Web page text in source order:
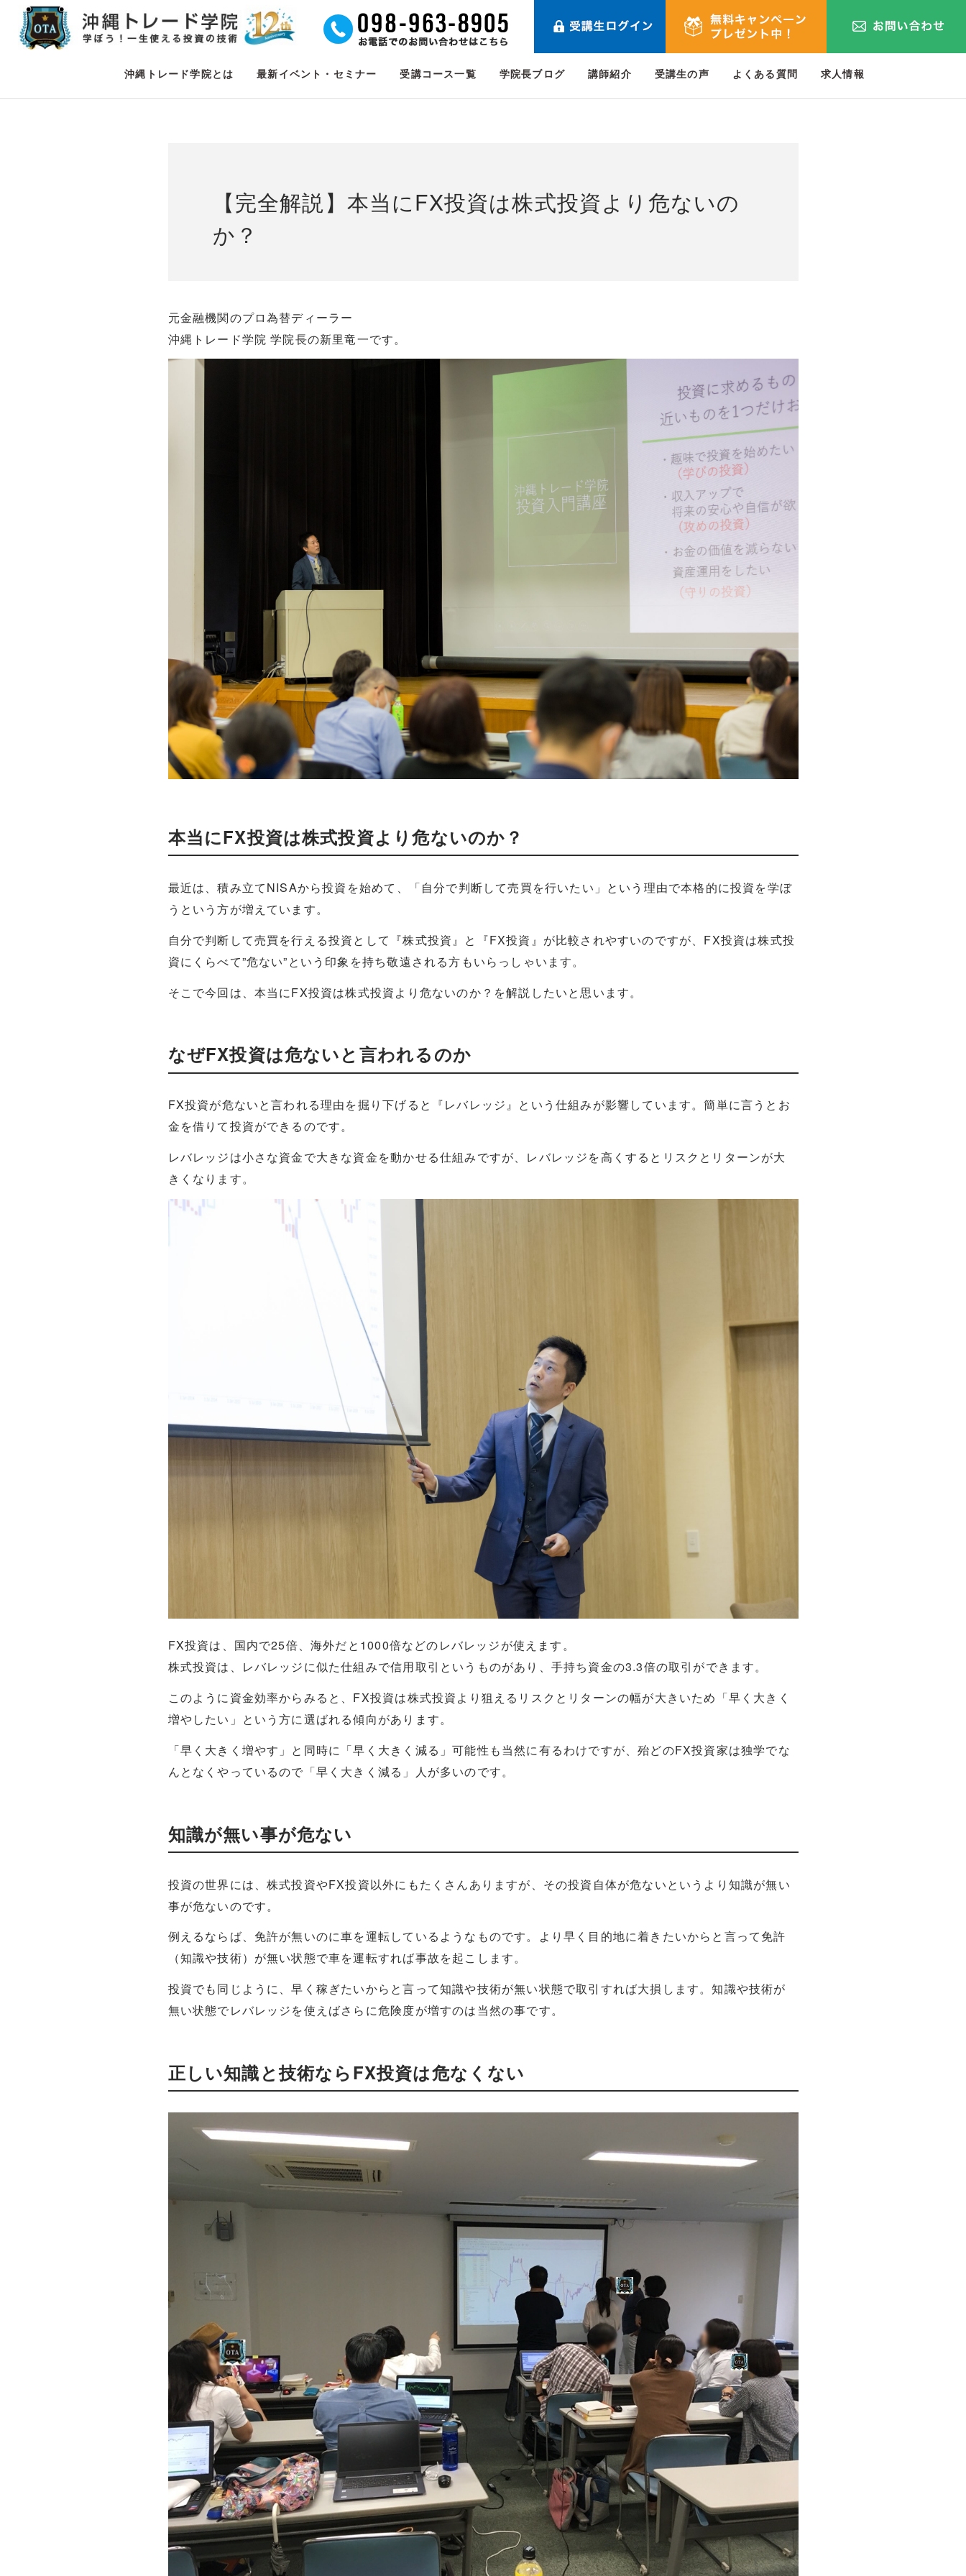
沖縄トレード学院とは 最新イベント・セミナー 受講コース一覧 学院長ブログ 講師紹介 受講生の声 よくある質問 求人情報
【完全解説】本当にFX投資は株式投資より危ないの
か？
元金融機関のプロ為替ディーラー
沖縄トレード学院 学院長の新里竜一です。
本当にFX投資は株式投資より危ないのか？
最近は、積み立てNISAから投資を始めて、「自分で判断して売買を行いたい」という理由で本格的に投資を学ぼ
うという方が増えています。
自分で判断して売買を行える投資として『株式投資』と『FX投資』が比較されやすいのですが、FX投資は株式投
資にくらべて”危ない”という印象を持ち敬遠される方もいらっしゃいます。
そこで今回は、本当にFX投資は株式投資より危ないのか？を解説したいと思います。
なぜFX投資は危ないと言われるのか
FX投資が危ないと言われる理由を掘り下げると『レバレッジ』という仕組みが影響しています。簡単に言うとお
金を借りて投資ができるのです。
レバレッジは小さな資金で大きな資金を動かせる仕組みですが、レバレッジを高くするとリスクとリターンが大
きくなります。
FX投資は、国内で25倍、海外だと1000倍などのレバレッジが使えます。
株式投資は、レバレッジに似た仕組みで信用取引というものがあり、手持ち資金の3.3倍の取引ができます。
このように資金効率からみると、FX投資は株式投資より狙えるリスクとリターンの幅が大きいため「早く大きく
増やしたい」という方に選ばれる傾向があります。
「早く大きく増やす」と同時に「早く大きく減る」可能性も当然に有るわけですが、殆どのFX投資家は独学でな
んとなくやっているので「早く大きく減る」人が多いのです。
知識が無い事が危ない
投資の世界には、株式投資やFX投資以外にもたくさんありますが、その投資自体が危ないというより知識が無い
事が危ないのです。
例えるならば、免許が無いのに車を運転しているようなものです。より早く目的地に着きたいからと言って免許
（知識や技術）が無い状態で車を運転すれば事故を起こします。
投資でも同じように、早く稼ぎたいからと言って知識や技術が無い状態で取引すれば大損します。知識や技術が
無い状態でレバレッジを使えばさらに危険度が増すのは当然の事です。
正しい知識と技術ならFX投資は危なくない